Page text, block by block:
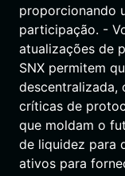
proporcionando
participação. -
atualizações de
SNX permitem
descentralizada,
críticas de
que moldam o
de liquidez para
ativos para